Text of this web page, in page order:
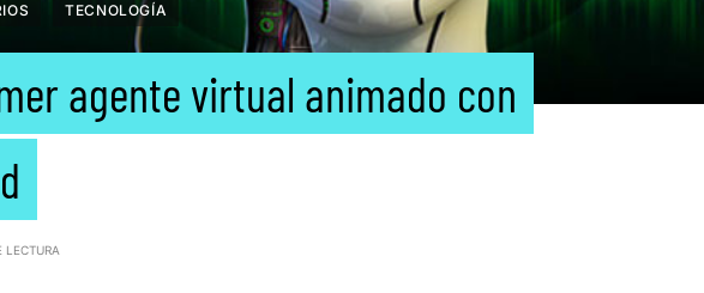
TECNOLOGÍA
agente virtual animado con
LECTURA